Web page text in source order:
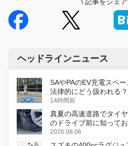
ヘッドラインニュース
SAやPAのEV充電スペ
法律的にどう扱われる？
14時間前
真夏の高速道路でタイ
のドライブ前に知って
2026.08.06